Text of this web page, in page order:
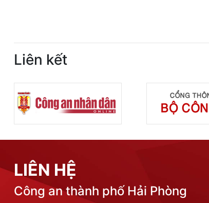
Liên kết
LIÊN HỆ
Công an thành phố Hải Phòng